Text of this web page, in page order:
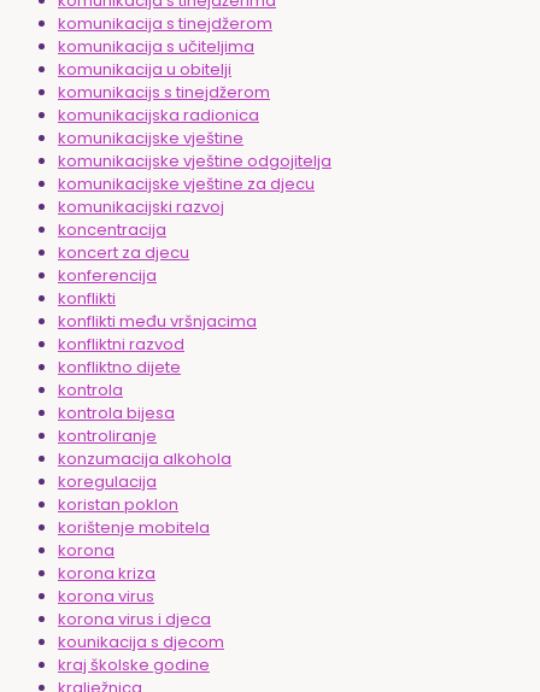
komunikacija s tinejdžerom
komunikacija s učiteljima
komunikacija u obitelji
komunikacijs s tinejdžerom
komunikacijska radionica
komunikacijske vještine
komunikacijske vještine odgojitelja
komunikacijske vještine za djecu
komunikacijski razvoj
koncentracija
koncert za djecu
konferencija
konflikti
konflikti među vršnjacima
konfliktni razvod
konfliktno dijete
kontrola
kontrola bijesa
kontroliranje
konzumacija alkohola
koregulacija
koristan poklon
korištenje mobitela
korona
korona kriza
korona virus
korona virus i djeca
kounikacija s djecom
kraj školske godine